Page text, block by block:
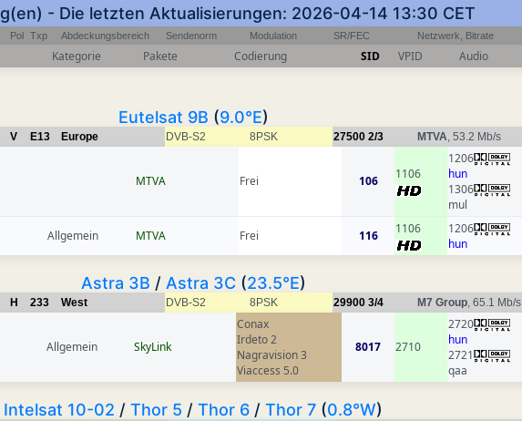
- Die letzten Aktualisierungen: 2026-04-14 13:30 CET
Pol Txp Abdeckungsbereich Sendenorm Modulation SR/FEC Netzwerk, Bitrate
Kategorie Pakete Codierung SID VPID Audio
Eutelsat 9B (9.0°E)
V E13 Europe DVB-S2 8PSK 27500 2/3 MTVA, 53.2 Mb/s
MTVA Frei 106 1106
1206
hun
1306
mul
Allgemein MTVA Frei 116 1106
1206
hun
Astra 3B / Astra 3C (23.5°E)
H 233 West DVB-S2 8PSK 29900 3/4 M7 Group, 65.1 Mb/s
Allgemein SkyLink
Conax
Irdeto 2
Nagravision 3
Viaccess 5.0
8017 2710
2720
hun
2721
qaa
Intelsat 10-02 / Thor 5 / Thor 6 / Thor 7 (0.8°W)